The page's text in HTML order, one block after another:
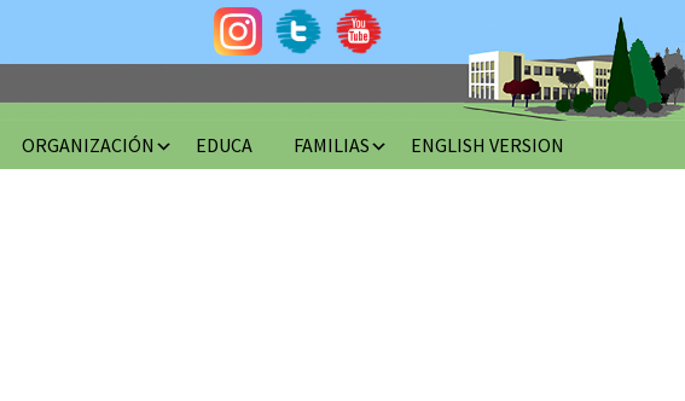
ORGANIZACIÓN EDUCA FAMILIAS ENGLISH VERSION